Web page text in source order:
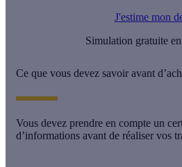
J'estime mon
Simulation gratuite
Ce que vous devez savoir avant
Vous devez prendre en compte un
d’informations avant de réaliser vos